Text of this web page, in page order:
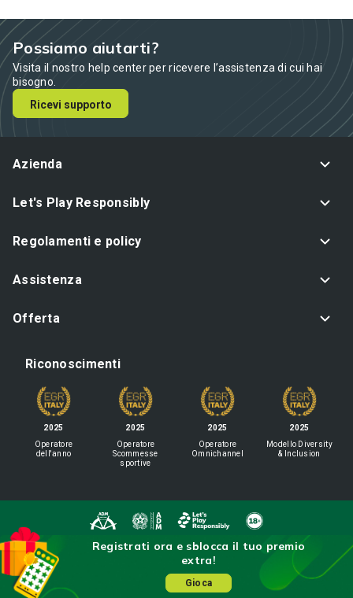
Registrati ora e sblocca il tuo premio
extra!
Gioca
Possiamo aiutarti?
Visita il nostro help center per ricevere l’assistenza di cui hai
bisogno.
Ricevi supporto
Azienda
Let's Play Responsibly
Regolamenti e policy
Assistenza
Offerta
Riconoscimenti
2025
Operatore
dell'anno
2025
Operatore
Scommesse
sportive
2025
Operatore
Omnichannel
2025
Modello Diversity
& Inclusion
IL GIOCO È VIETATO AI MINORI
E PUÒ CAUSARE DIPENDENZA PATOLOGICA
Sisal Italia S.p.A. - Via Ugo Bassi 6, 20159 Milano - P.I. 02433760135 - Conc.
GAD: 16020